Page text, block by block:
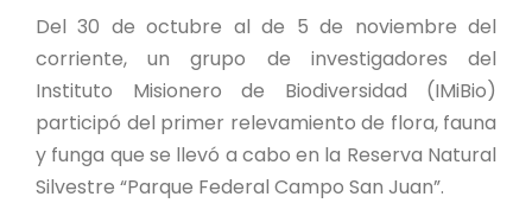
MONUMENTOS NATURALES
REPOSITORIO
CONTACTO
Del 30 de octubre al de 5 de noviembre del
corriente, un grupo de investigadores del
Instituto Misionero de Biodiversidad (IMiBio)
participó del primer relevamiento de flora, fauna
y funga que se llevó a cabo en la Reserva Natural
Silvestre “Parque Federal Campo San Juan”.